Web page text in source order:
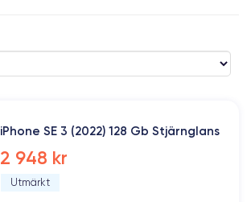
iPhone SE 3 (2022) 128 Gb Stjärnglans
2 948 kr
Utmärkt